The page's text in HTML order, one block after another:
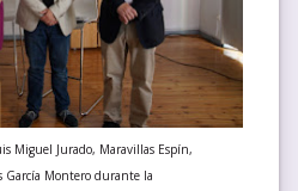
Miguel Jurado, Maravillas Espín,
Montero durante la